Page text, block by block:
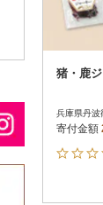
猪・鹿
兵庫県丹波
寄付金額